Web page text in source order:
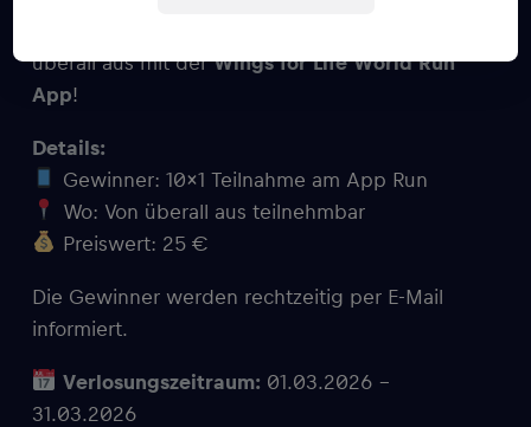
überall aus mit derWings for Life World Run
App!
Details:
Gewinner: 10×1 Teilnahme am App Run
Wo: Von überall aus teilnehmbar
Preiswert: 25 €
Die Gewinner werden rechtzeitig per E-Mail
informiert.
Verlosungszeitraum: 01.03.2026 –
31.03.2026